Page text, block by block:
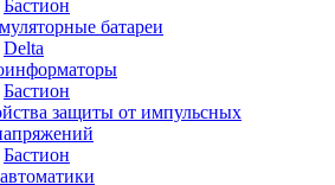
Бастион
батареи
Delta
Бастион
защиты от импульсных
Бастион